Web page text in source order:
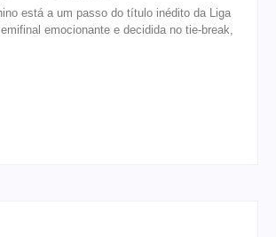
está a um passo do título inédito da Liga
emocionante e decidida no tie-break,